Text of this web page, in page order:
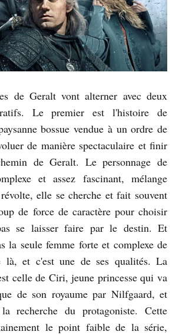
de Geralt vont alterner avec deux
Le premier est l'histoire de
bossue vendue à un ordre de
de manière spectaculaire et finir
de Geralt. Le personnage de
et assez fascinant, mélange
elle se cherche et fait souvent
de force de caractère pour choisir
se laisser faire par le destin. Et
la seule femme forte et complexe de
et c'est une de ses qualités. La
celle de Ciri, jeune princesse qui va
de son royaume par Nilfgaard, et
recherche du protagoniste. Cette
le point faible de la série,